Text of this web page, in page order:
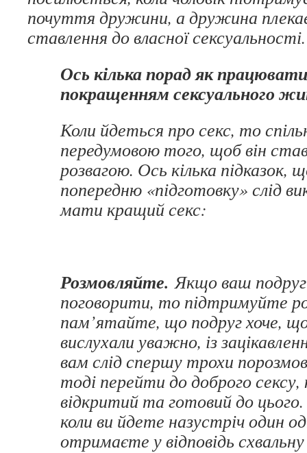
почуття дружини, а дружина
ставлення до власної сексуальності.
Ось кілька порад як
покращенням сексуального
Коли йдеться про секс, то
передумовою того, щоб він
розвагою. Ось кілька підказок,
попередню «підготовку» слід
мати кращий секс:
Розмовляйте. Якщо ваш подруг
поговорити, то підтримуйте
пам’ятайте, що подруг хоче,
вислухали уважно, із
вам слід спершу трохи
тоді перейти до доброго
відкритий та готовий до
коли ви йдете назустріч один
отримаєте у відповідь